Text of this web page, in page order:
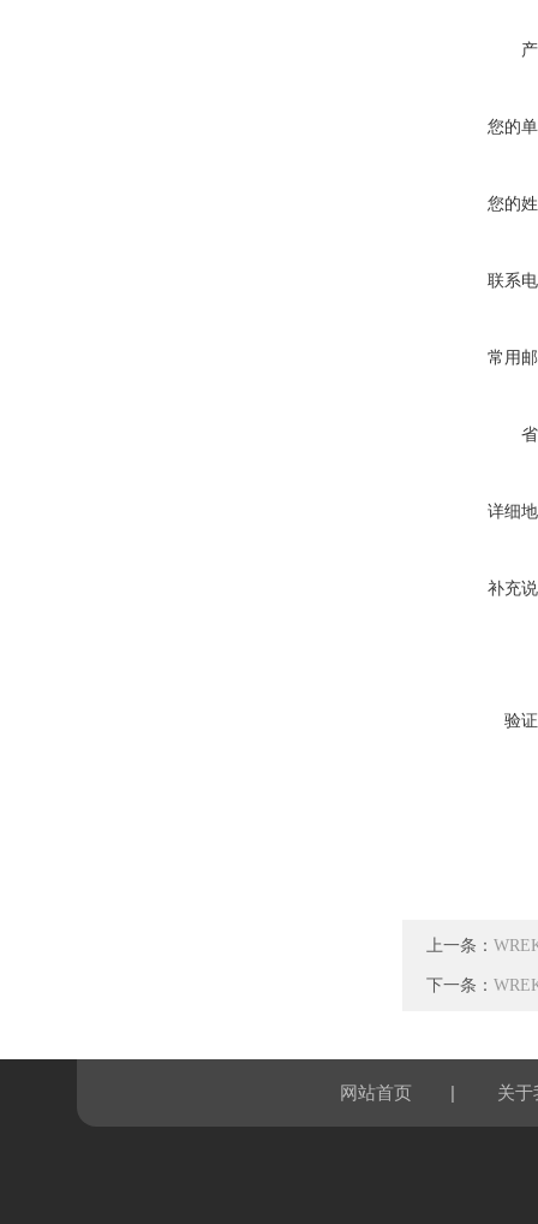
您的
您的
联系
常用
详细
补充
验
上一条：
下一条：
网站首页 | 关于